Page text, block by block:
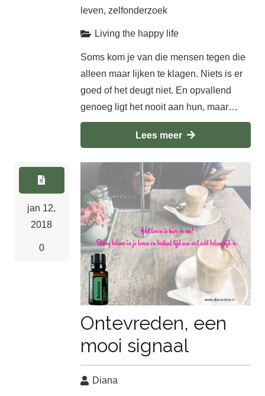
leven, zelfonderzoek
Living the happy life
Soms kom je van die mensen tegen die
alleen maar lijken te klagen. Niets is er
goed of het deugt niet. En opvallend
genoeg ligt het nooit aan hun, maar…
Lees meer
jan 12,
2018
0
Ontevreden, een
mooi signaal
Diana